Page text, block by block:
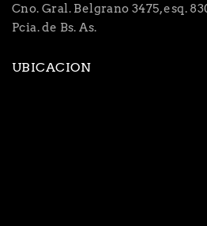
Cno. Gral. Belgrano 3475, esq.
Pcia. de Bs. As.
UBICACION